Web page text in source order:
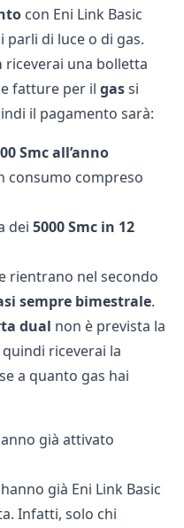
con Eni Link Basic
parli di luce o di gas.
riceverai una bolletta
fatture per il gassi
il pagamento sarà:
Smc all’anno
consumo compreso
dei 5000 Smc in 12
rientrano nel secondo
sempre bimestrale.
dual non è prevista la
riceverai la
a quanto gas hai
già attivato
già Eni Link Basic
Infatti, solo chi